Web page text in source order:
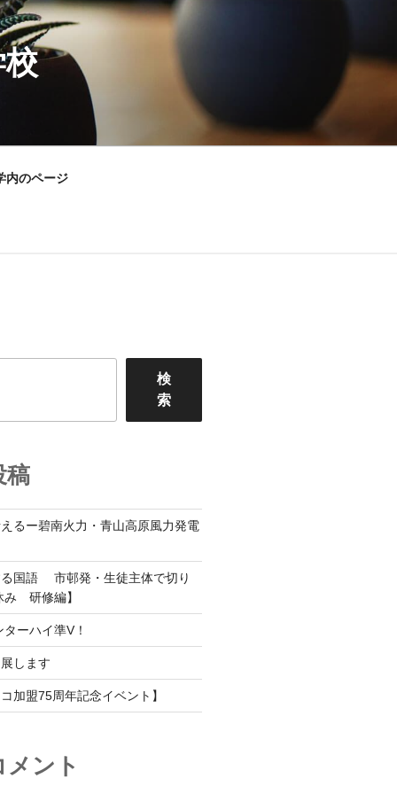
内のページ
検
索
稿
るー碧南火力・青山高原風力発電
る国語 市邨発・生徒主体で切り
み 研修編】
ーハイ準V！
します
加盟75周年記念イベント】
ント